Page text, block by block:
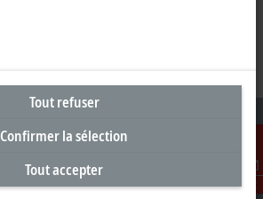
Contact
Tout refuser
Confirmer la sélection
Tout accepter